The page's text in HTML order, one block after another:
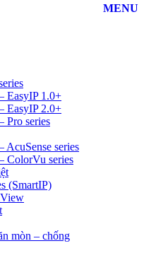
MENU
EasyIP 1.0+
EasyIP 2.0+
Pro series
AcuSense series
ColorVu series
(SmartIP)
mòn – chống